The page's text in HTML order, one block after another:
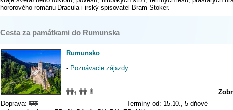
hororového románu Dracula i irský spisovatel Bram Stoker.
Cesta za památkami do Rumunska
Rumunsko
- Poznávacie zájazdy
Doprava:
Termíny od: 15.10., 5 dňové